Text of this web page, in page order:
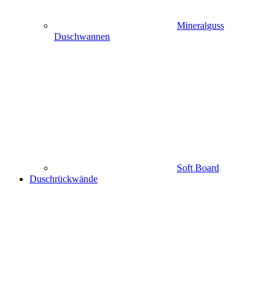
Mineralguss
Duschwannen
Soft Board
Duschrückwände